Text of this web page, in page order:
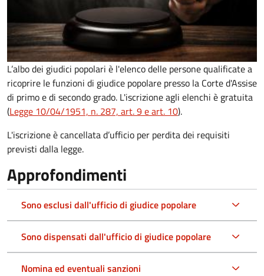
L’albo dei giudici popolari è l'elenco delle persone qualificate a
ricoprire le funzioni di giudice popolare presso la Corte d'Assise
di primo e di secondo grado. L'iscrizione agli elenchi è gratuita
(Legge 10/04/1951, n. 287, art. 9 e art. 10).
L'iscrizione è cancellata d’ufficio per perdita dei requisiti
previsti dalla legge.
Approfondimenti
Sono esclusi dall'ufficio di giudice popolare
Sono dispensati dall'ufficio di giudice popolare
Nomina ed eventuali sanzioni